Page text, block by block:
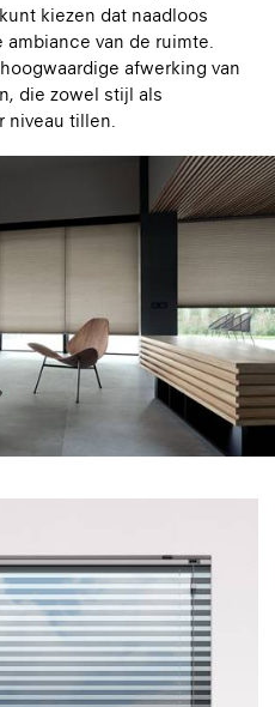
kiezen dat naadloos
van de ruimte.
afwerking van
die zowel stijl als
tillen.